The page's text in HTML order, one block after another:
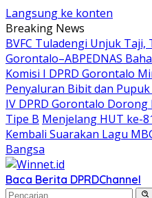
Langsung ke konten
Breaking News
BVFC Tuladengi Unjuk Taji,
Gorontalo–ABPEDNAS
Komisi I DPRD Gorontalo
Penyaluran Bibit dan
IV DPRD Gorontalo
Tipe B Menjelang HUT ke-
Kembali Suarakan Lagu
Bangsa
Baca Berita DPRDChannel